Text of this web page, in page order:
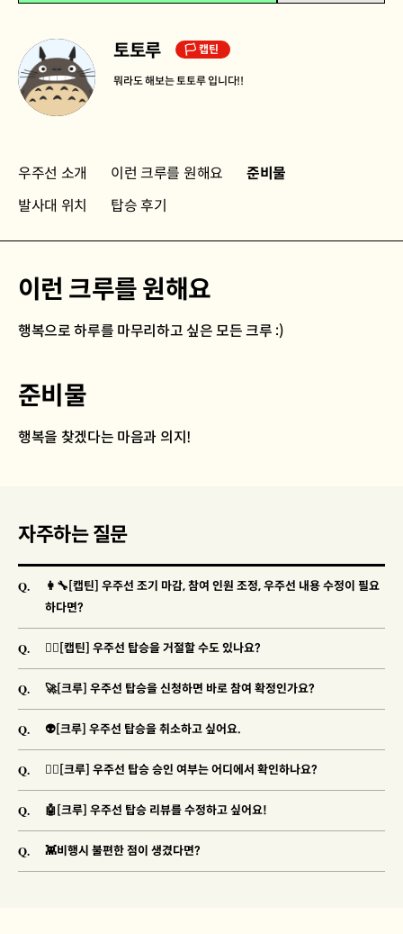
토토루 🏳 캡틴
뭐라도 해보는 토토루 입니다!!
우주선 소개 이런 크루를 원해요
준비물
발사대 위치
탑승 후기
이런 크루를 원해요
행복으로 하루를 마무리하고 싶은 모든 크루 :)
준비물
행복을 찾겠다는 마음과 의지!
자주하는 질문
Q.
👩‍🔧[캡틴] 우주선 조기 마감, 참여 인원 조정, 우주선 내용 수정이 필요
하다면?
Q. 🐱‍👓[캡틴] 우주선 탑승을 거절할 수도 있나요?
Q. 🚀[크루] 우주선 탑승을 신청하면 바로 참여 확정인가요?
Q. 👽[크루] 우주선 탑승을 취소하고 싶어요.
Q. 🐱‍🚀[크루] 우주선 탑승 승인 여부는 어디에서 확인하나요?
Q. 🤖[크루] 우주선 탑승 리뷰를 수정하고 싶어요!
Q. 👾비행시 불편한 점이 생겼다면?